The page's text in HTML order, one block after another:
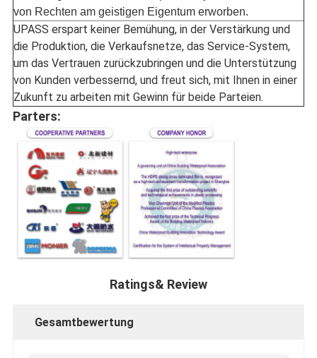
von Rechten am geistigen Eigentum erworben.
UPASS erspart keiner Bemühung, in der Verstärkung und
die Produktion, die Verkaufsnetze, das Service-System,
um das Vertrauen zurückzubringen und die Unterstützung
von Kunden verbessernd, und freut sich, mit Ihnen in einer
Zukunft zu arbeiten mit Gewinn für beide Parteien.
Parters:
Ratings& Review
Gesamtbewertung